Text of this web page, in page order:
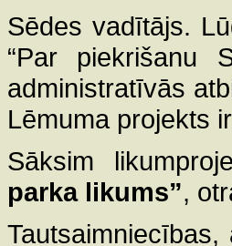
Sēdes vadītājs.
“Par piekrišanu
administratīvās
Lēmuma projekts
Sāksim
parka likums”,